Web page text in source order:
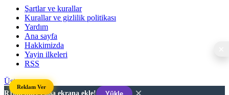
Şartlar ve kurallar
Kurallar ve gizlilik politikası
Yardım
Ana sayfa
Hakkimizda
Yayin ilkeleri
RSS
Üst
Reklam Ver
R10dev.net'i ana ekrana ekle!